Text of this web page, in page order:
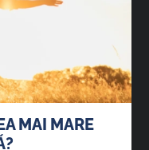
A VĂ CONECTA